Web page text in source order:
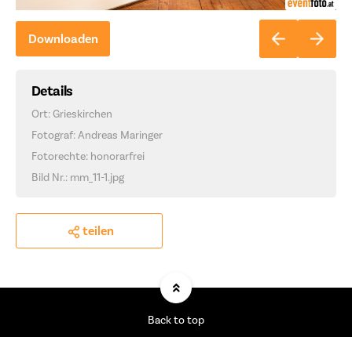
Downloaden
Details
Ort: Grieskirchen
Fotograf: Andreas Maringer
Fotorechte: honorarfrei
Bild Nr.: mm_11-1.jpg
teilen
Back to top